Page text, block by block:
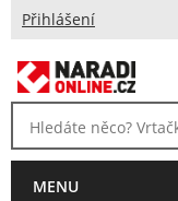
Přihlášení
MENU